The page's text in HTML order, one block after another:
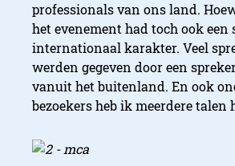
professionals van ons land.
het evenement had toch ook een
internationaal karakter. Veel
werden gegeven door een
vanuit het buitenland. En ook
bezoekers heb ik meerdere talen